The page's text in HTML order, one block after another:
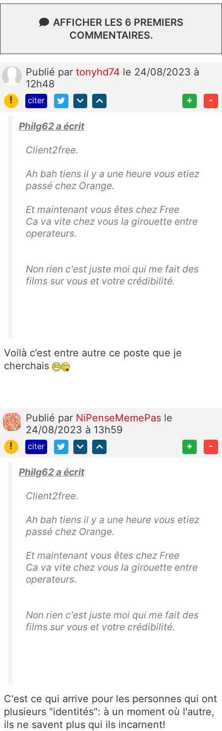
AFFICHER LES 6 PREMIERS
COMMENTAIRES.
Publié par tonyhd74 le 24/08/2023 à
12h48
!
citer + -
Philg62 a écrit
Client2free.
Ah bah tiens il y a une heure vous etiez
passé chez Orange.
Et maintenant vous êtes chez Free
Ca va vite chez vous la girouette entre
operateurs.
Non rien c'est juste moi qui me fait des
films sur vous et votre crédibilité.
Voilà c’est entre autre ce poste que je
cherchais
Publié par NiPenseMemePas le
24/08/2023 à 13h59
!
citer + -
Philg62 a écrit
Client2free.
Ah bah tiens il y a une heure vous etiez
passé chez Orange.
Et maintenant vous êtes chez Free
Ca va vite chez vous la girouette entre
operateurs.
Non rien c'est juste moi qui me fait des
films sur vous et votre crédibilité.
C'est ce qui arrive pour les personnes qui ont
plusieurs "identités": à un moment où l'autre,
ils ne savent plus qui ils incarnent!